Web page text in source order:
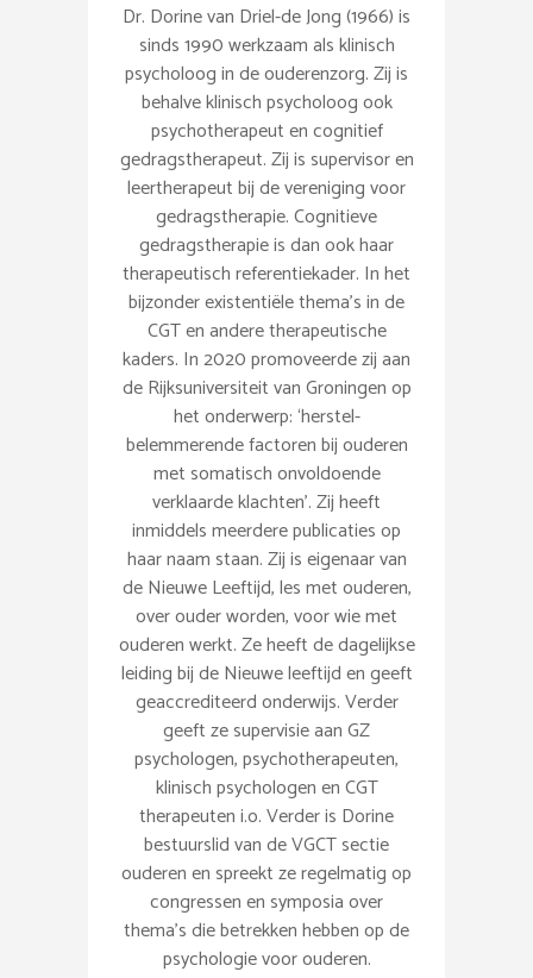
Dr. Dorine van Driel-de Jong (1966) is
sinds 1990 werkzaam als klinisch
psycholoog in de ouderenzorg. Zij is
behalve klinisch psycholoog ook
psychotherapeut en cognitief
gedragstherapeut. Zij is supervisor en
leertherapeut bij de vereniging voor
gedragstherapie. Cognitieve
gedragstherapie is dan ook haar
therapeutisch referentiekader. In het
bijzonder existentiële thema’s in de
CGT en andere therapeutische
kaders. In 2020 promoveerde zij aan
de Rijksuniversiteit van Groningen op
het onderwerp: ‘herstel-
belemmerende factoren bij ouderen
met somatisch onvoldoende
verklaarde klachten’. Zij heeft
inmiddels meerdere publicaties op
haar naam staan. Zij is eigenaar van
de Nieuwe Leeftijd, les met ouderen,
over ouder worden, voor wie met
ouderen werkt. Ze heeft de dagelijkse
leiding bij de Nieuwe leeftijd en geeft
geaccrediteerd onderwijs. Verder
geeft ze supervisie aan GZ
psychologen, psychotherapeuten,
klinisch psychologen en CGT
therapeuten i.o. Verder is Dorine
bestuurslid van de VGCT sectie
ouderen en spreekt ze regelmatig op
congressen en symposia over
thema’s die betrekken hebben op de
psychologie voor ouderen.